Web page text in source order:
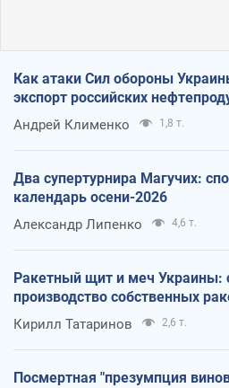
Как атаки Сил обороны
экспорт российских
Андрей Клименко 1,8 т.
Два супертурнира Магучих:
календарь осени-2026
Александр Липенко 4,6 т.
Ракетный щит и меч Украины:
производство собственных
Кирилл Татаринов 2,6 т.
Посмертная "презумпция